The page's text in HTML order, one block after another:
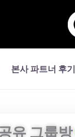
본사 파트너 후기
유 그룹방